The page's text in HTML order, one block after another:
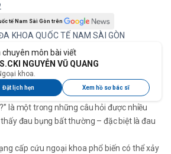
KHOA QUỐC TẾ NAM SÀI GÒN
tế Nam Sài Gòn trên
là một trong những câu hỏi được nhiều
đau bụng bất thường – đặc biệt là đau
chuyên môn bài viết
NGUYỄN VŨ QUANG
khoa.
Đặt lịch hẹn Xem hồ sơ bác sĩ
cấp cứu ngoại khoa phổ biến có thể xảy